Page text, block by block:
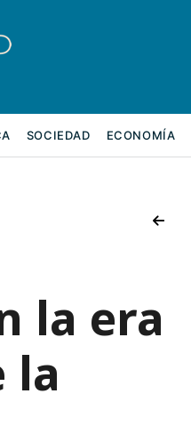
SOCIEDAD ECONOMÍA
la era
la